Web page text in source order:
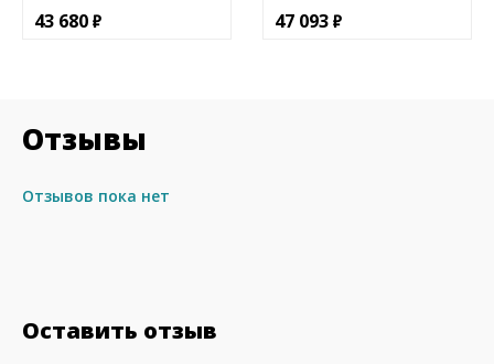
43 680 47 093
Отзывы
Отзывов пока нет
Оставить отзыв